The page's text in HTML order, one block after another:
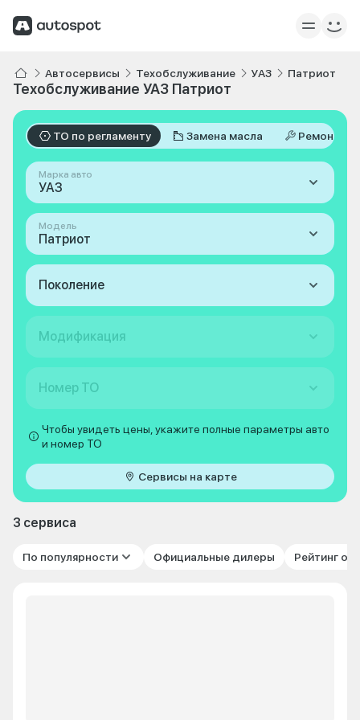
Автосервисы Техобслуживание УАЗ Патриот
Техобслуживание УАЗ Патриот
ТО по регламенту Замена масла Ремонт
Марка авто
УАЗ
Модель
Патриот
Поколение
Модификация
Номер ТО
Чтобы увидеть цены, укажите полные параметры авто
и номер ТО
Сервисы на карте
3 сервиса
По популярности Официальные дилеры Рейтинг